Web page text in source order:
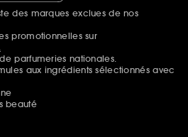
des marques exclues de nos
promotionnelles sur
parfumeries nationales.
aux ingrédients sélectionnés avec
beauté